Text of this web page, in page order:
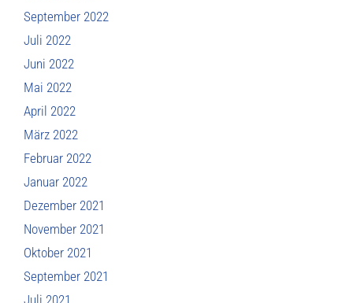
September 2022
Juli 2022
Juni 2022
Mai 2022
April 2022
März 2022
Februar 2022
Januar 2022
Dezember 2021
November 2021
Oktober 2021
September 2021
Juli 2021